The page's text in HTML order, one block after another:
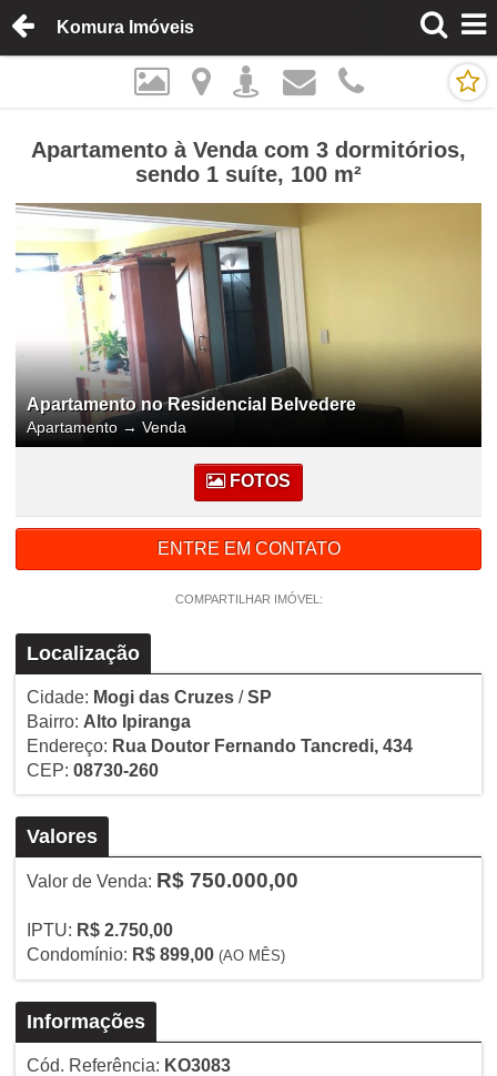
Komura Imóveis
Apartamento à Venda com 3 dormitórios,
sendo 1 suíte, 100 m²
Apartamento no Residencial Belvedere
Apartamento → Venda
FOTOS
ENTRE EM CONTATO
COMPARTILHAR IMÓVEL:
Localização
Cidade: Mogi das Cruzes/SP
Bairro: Alto Ipiranga
Endereço: Rua Doutor Fernando Tancredi, 434
CEP: 08730-260
Valores
Valor de Venda: R$ 750.000,00
IPTU: R$ 2.750,00
Condomínio: R$ 899,00 (AO MÊS)
Informações
Cód. Referência: KO3083